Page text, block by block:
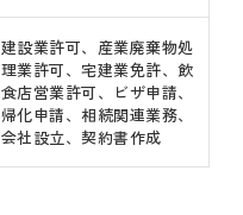
建設業許可、産業廃棄物処
理業許可、宅建業免許、飲
食店営業許可、ビザ申請、
帰化申請、相続関連業務、
会社設立、契約書作成